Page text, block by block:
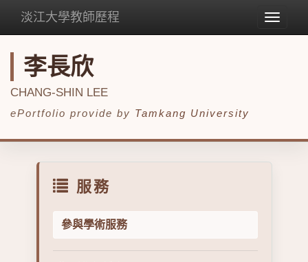
Toggle
淡江大學教師歷程
李長欣
CHANG-SHIN LEE
ePortfolio provide by Tamkang University
服務
參與學術服務